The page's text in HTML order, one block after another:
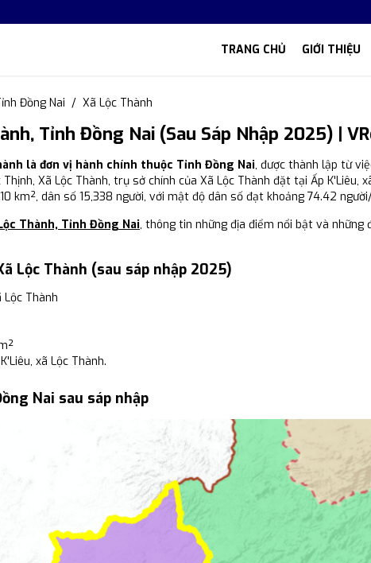
TRANG CHỦ GIỚI THIỆU
Đồng Nai Xã Lộc Thành
Tỉnh Đồng Nai (Sau Sáp Nhập 2025) |
là đơn vị hành chính thuộc Tỉnh Đồng Nai, được thành lập từ
Xã Lộc Thành, trụ sở chính của Xã Lộc Thành đặt tại Ấp K'Liêu,
km², dân số 15,338 người, với mật độ dân số đạt khoảng 74.42
Thành, Tỉnh Đồng Nai, thông tin những địa điểm nổi bật và những
Lộc Thành (sau sáp nhập 2025)
Lộc Thành
xã Lộc Thành.
Nai sau sáp nhập